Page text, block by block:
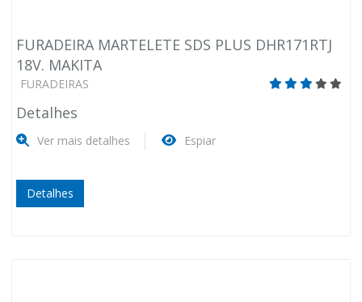
FURADEIRA MARTELETE SDS PLUS DHR171RTJ
18V. MAKITA
FURADEIRAS
Detalhes
Ver mais detalhes Espiar
Detalhes